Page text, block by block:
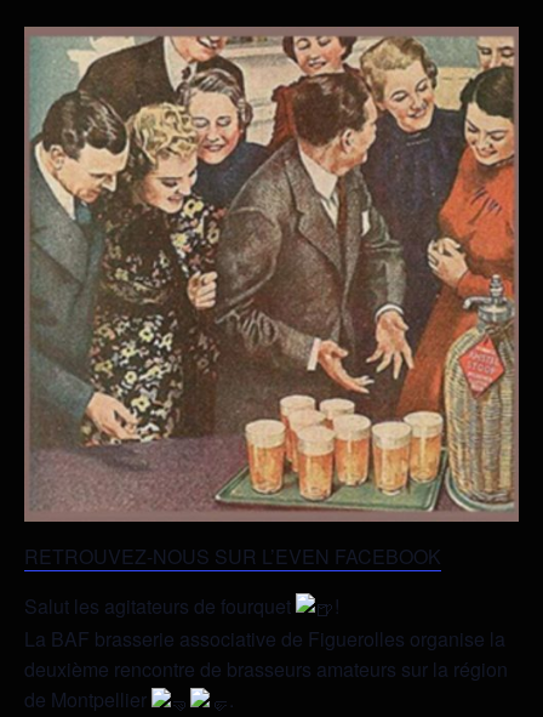
RETROUVEZ-NOUS SUR L’EVEN FACEBOOK
Salut les agitateurs de fourquet
!
La BAF brasserie associative de Figuerolles organise la
deuxième rencontre de brasseurs amateurs sur la région
de Montpellier
.